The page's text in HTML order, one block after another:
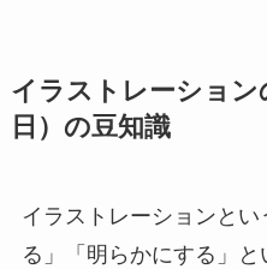
イラストレーション
日）の豆知識
イラストレーションと
る」「明らかにする」と